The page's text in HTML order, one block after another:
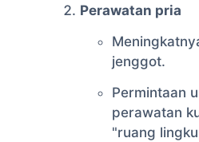
Perawatan pria
jenggot.
Permintaan
perawatan
"ruang